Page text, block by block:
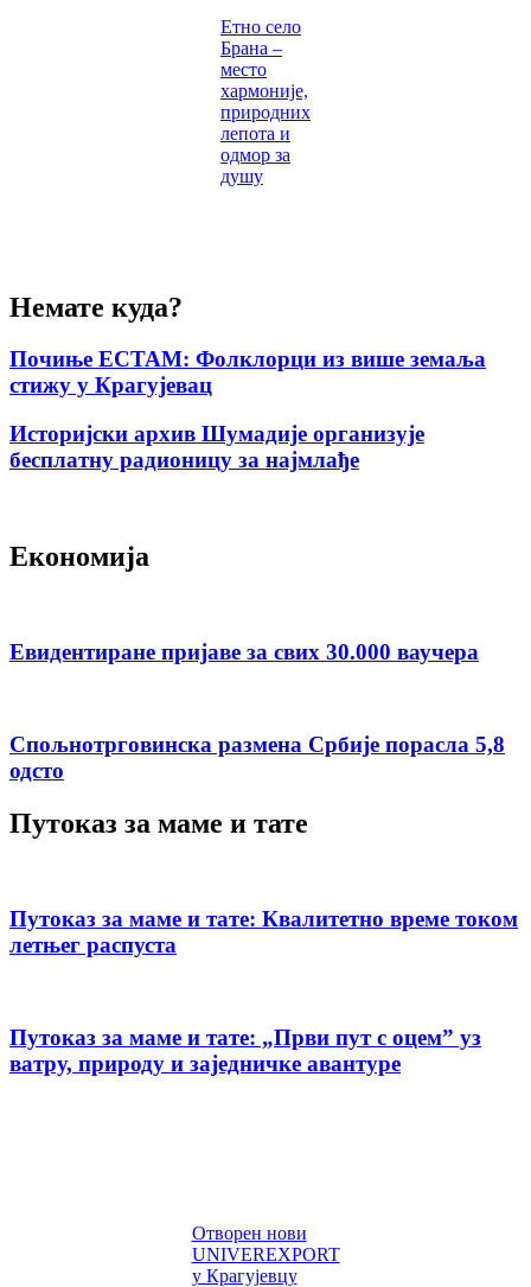
Етно село
Брана –
место
хармоније,
природних
лепота и
одмор за
душу
Немате куда?
Почиње ЕСТАМ: Фолклорци из више земаља
стижу у Крагујевац
Историјски архив Шумадије организује
бесплатну радионицу за најмлађе
Економија
Евидентиране пријаве за свих 30.000 ваучера
Спољнотрговинска размена Србије порасла 5,8
одсто
Путоказ за маме и тате
Путоказ за маме и тате: Квалитетно време током
летњег распуста
Путоказ за маме и тате: „Први пут с оцемˮ уз
ватру, природу и заједничке авантуре
Отворен нови
UNIVEREXPORT
у Крагујевцу